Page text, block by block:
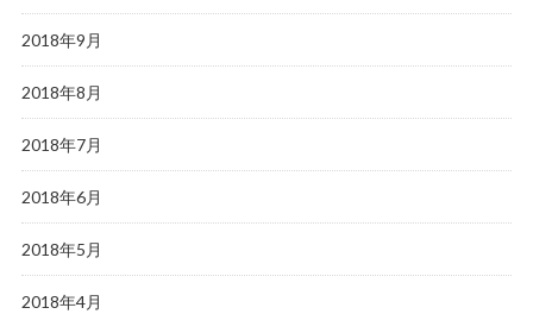
2018年9月
2018年8月
2018年7月
2018年6月
2018年5月
2018年4月